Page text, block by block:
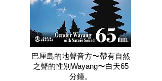
巴厘島的地聲音方〜帶有自然
之聲的性別Wayang〜白天65
分鐘。